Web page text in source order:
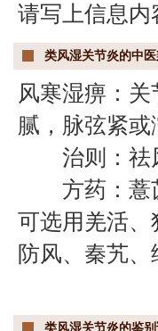
请写上信息内
类风湿关节炎的中
风寒湿痹：
腻，脉弦紧或
治则：祛风
方药：薏苡
可选用羌活
防风、秦艽
类风湿关节炎的鉴